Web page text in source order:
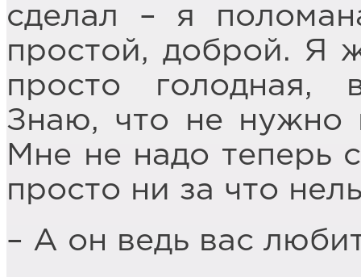
сделал – я
простой, доброй. Я
просто голодная,
Знаю, что не нужно
Мне не надо теперь
просто ни за что
– А он ведь вас